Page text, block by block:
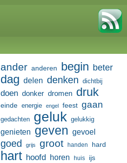
ander anderen begin beter
dag delen denken dichtbij
doen donker dromen druk
einde energie engel feest gaan
gedachten geluk gelukkig
genieten geven gevoel
goed grijs groot handen hard
hart hoofd horen huis ijs